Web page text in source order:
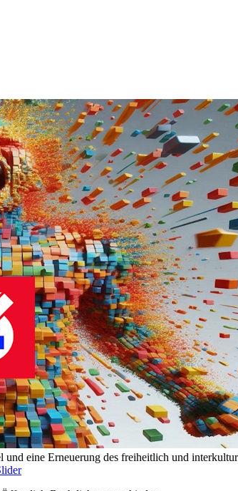
eine Erneuerung des freiheitlich und